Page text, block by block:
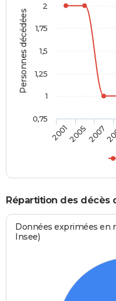
Personnes décédées
200120052007
0,75
1
1,25
1,5
1,75
2
Répartition des décès
Données exprimées en
Insee)